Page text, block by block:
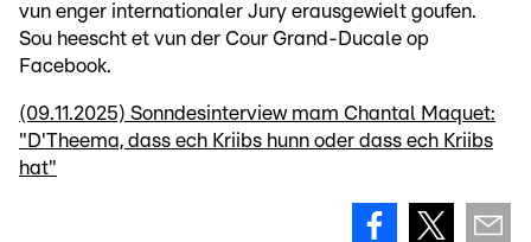
vun enger internationaler Jury erausgewielt goufen.
Sou heescht et vun der Cour Grand-Ducale op
Facebook.
(09.11.2025) Sonndesinterview mam Chantal Maquet:
"D'Theema, dass ech Kriibs hunn oder dass ech Kriibs
hat"